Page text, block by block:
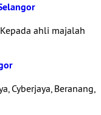
ahli majalah
Cyberjaya, Beranang,